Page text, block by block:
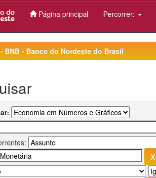
Página principal Percorrer:
BNB - Banco do Nordeste do Brasil